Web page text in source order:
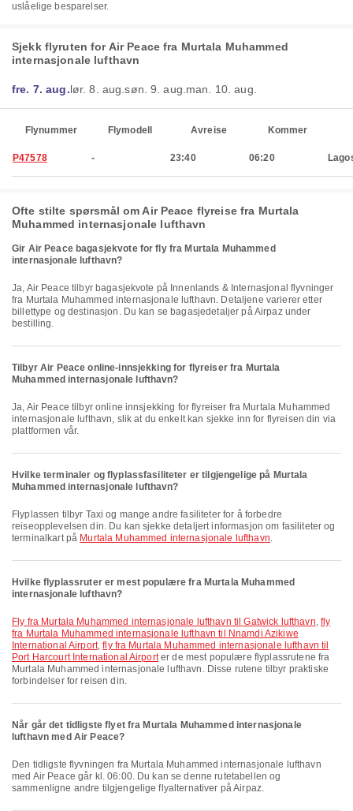
uslåelige besparelser.
Sjekk flyruten for Air Peace fra Murtala Muhammed
internasjonale lufthavn
fre. 7. aug.lør. 8. aug.søn. 9. aug. man. 10. aug.
Flynummer Flymodell Avreise Kommer
P47578 - 23:40 06:20
Ofte stilte spørsmål om Air Peace flyreise fra Murtala
Muhammed internasjonale lufthavn
Gir Air Peace bagasjekvote for fly fra Murtala Muhammed
internasjonale lufthavn?
Ja, Air Peace tilbyr bagasjekvote på Innenlands & Internasjonal flyvninger
fra Murtala Muhammed internasjonale lufthavn. Detaljene varierer etter
billettype og destinasjon. Du kan se bagasjedetaljer på Airpaz under
bestilling.
Tilbyr Air Peace online-innsjekking for flyreiser fra Murtala
Muhammed internasjonale lufthavn?
Ja, Air Peace tilbyr online innsjekking for flyreiser fra Murtala Muhammed
internasjonale lufthavn, slik at du enkelt kan sjekke inn for flyreisen din via
plattformen vår.
Hvilke terminaler og flyplassfasiliteter er tilgjengelige på Murtala
Muhammed internasjonale lufthavn?
Flyplassen tilbyr Taxi og mange andre fasiliteter for å forbedre
reiseopplevelsen din. Du kan sjekke detaljert informasjon om fasiliteter og
terminalkart på Murtala Muhammed internasjonale lufthavn.
Hvilke flyplassruter er mest populære fra Murtala Muhammed
internasjonale lufthavn?
fly fra Murtala Muhammed internasjonale lufthavn til Gatwick lufthavn, fly
fra Murtala Muhammed internasjonale lufthavn til Nnamdi Azikiwe
International Airport,fly fra Murtala Muhammed internasjonale lufthavn til
Port Harcourt International Airporter de mest populære flyplassrutene fra
Murtala Muhammed internasjonale lufthavn. Disse rutene tilbyr praktiske
forbindelser for reisen din.
Når går det tidligste flyet fra Murtala Muhammed internasjonale
lufthavn med Air Peace?
Den tidligste flyvningen fra Murtala Muhammed internasjonale lufthavn
med Air Peace går kl. 06:00. Du kan se denne rutetabellen og
sammenligne andre tilgjengelige flyalternativer på Airpaz.